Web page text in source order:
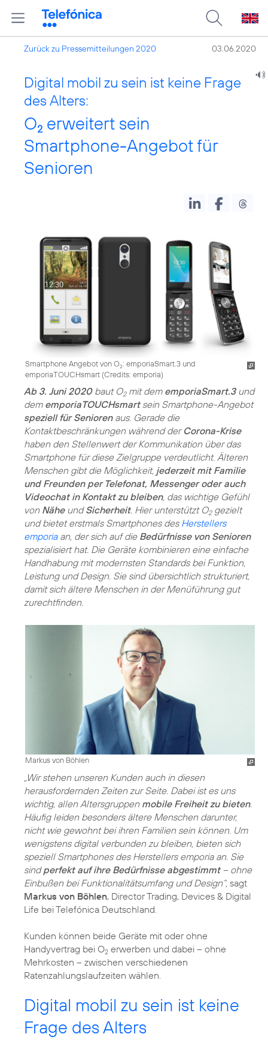
Zurück zu Pressemitteilungen 2020 03.06.2020
Digital mobil zu sein ist keine Frage
des Alters:
O2 erweitert sein
Smartphone-Angebot für
Senioren
Smartphone Angebot von O2: emporiaSmart.3 und
emporiaTOUCHsmart (Credits: emporia)
Ab 3. Juni 2020baut O2mit dem emporiaSmart.3und
dem emporiaTOUCHsmartsein Smartphone-Angebot
speziell für Seniorenaus. Gerade die
Kontaktbeschränkungen während der Corona-Krise
haben den Stellenwert der Kommunikation über das
Smartphone für diese Zielgruppe verdeutlicht. Älteren
Menschen gibt die Möglichkeit, jederzeit mit Familie
und Freunden per Telefonat, Messenger oder auch
Videochat in Kontakt zu bleiben, das wichtige Gefühl
von NäheundSicherheit. Hier unterstützt O2gezielt
und bietet erstmals Smartphones des Herstellers
emporiaan, der sich auf die Bedürfnisse von Senioren
spezialisiert hat. Die Geräte kombinieren eine einfache
Handhabung mit modernsten Standards bei Funktion,
Leistung und Design. Sie sind übersichtlich strukturiert,
damit sich ältere Menschen in der Menüführung gut
zurechtfinden.
Markus von Böhlen
„Wir stehen unseren Kunden auch in diesen
herausfordernden Zeiten zur Seite. Dabei ist es uns
wichtig, allen Altersgruppen mobile Freiheit zu bieten.
Häufig leiden besonders ältere Menschen darunter,
nicht wie gewohnt bei ihren Familien sein können. Um
wenigstens digital verbunden zu bleiben, bieten sich
speziell Smartphones des Herstellers emporia an. Sie
sindperfekt auf ihre Bedürfnisse abgestimmt– ohne
Einbußen bei Funktionalitätsumfang und Design“, sagt
Markus von Böhlen, Director Trading, Devices & Digital
Life bei Telefónica Deutschland.
Kunden können beide Geräte mit oder ohne
Handyvertrag bei O2 erwerben und dabei – ohne
Mehrkosten – zwischen verschiedenen
Ratenzahlungslaufzeiten wählen.
Digital mobil zu sein ist keine
Frage des Alters